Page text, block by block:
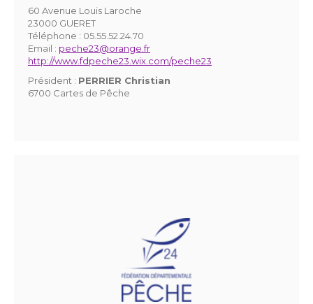
60 Avenue Louis Laroche
23000 GUERET
Téléphone : 05.55.52.24.70
Email : peche23@orange.fr
http://www.fdpeche23.wix.com/peche23
Président : PERRIER Christian
6700 Cartes de Pêche